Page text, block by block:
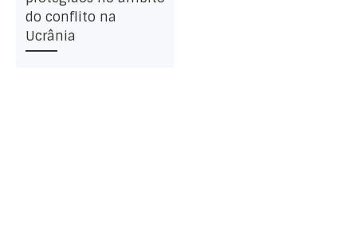
do conflito na
Ucrânia